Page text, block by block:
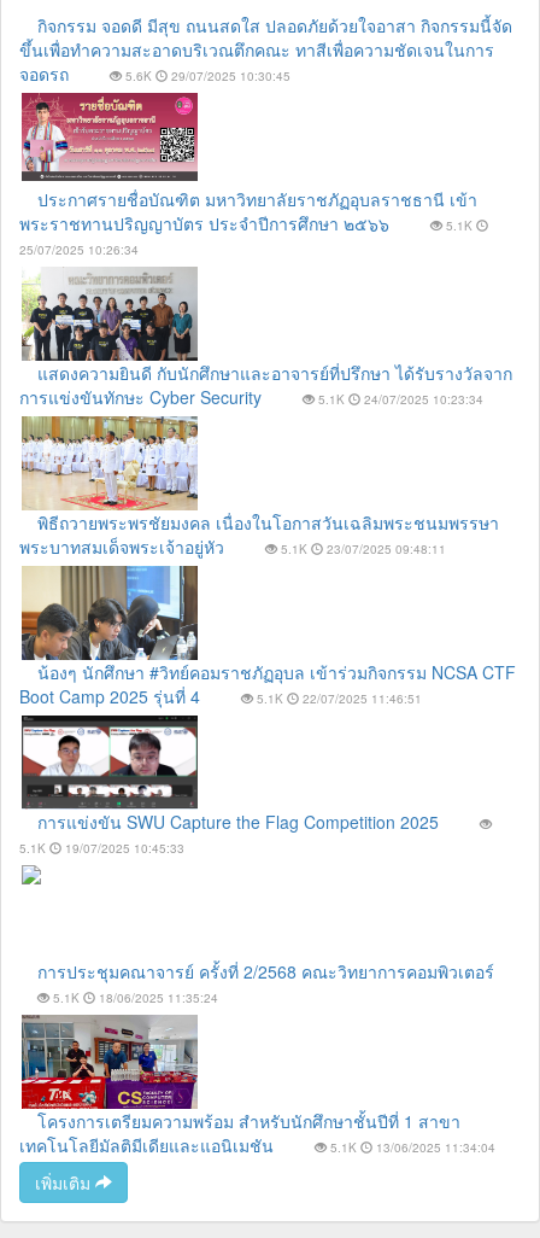
กิจกรรม จอดดี มีสุข ถนนสดใส ปลอดภัยด้วยใจอาสา กิจกรรมนี้จัด
ขึ้นเพื่อทำความสะอาดบริเวณตึกคณะ ทาสีเพื่อความชัดเจนในการ
จอดรถ
5.6K 29/07/2025 10:30:45
ประกาศรายชื่อบัณฑิต มหาวิทยาลัยราชภัฏอุบลราชธานี เข้า
พระราชทานปริญญาบัตร ประจำปีการศึกษา ๒๕๖๖
5.1K
25/07/2025 10:26:34
แสดงความยินดี กับนักศึกษาและอาจารย์ที่ปรึกษา ได้รับรางวัลจาก
การแข่งขันทักษะ Cyber Security
5.1K 24/07/2025 10:23:34
พิธีถวายพระพรชัยมงคล เนื่องในโอกาสวันเฉลิมพระชนมพรรษา
พระบาทสมเด็จพระเจ้าอยู่หัว
5.1K 23/07/2025 09:48:11
น้องๆ นักศึกษา #วิทย์คอมราชภัฏอุบล เข้าร่วมกิจกรรม NCSA CTF
Boot Camp 2025 รุ่นที่ 4
5.1K 22/07/2025 11:46:51
การแข่งขัน SWU Capture the Flag Competition 2025
5.1K 19/07/2025 10:45:33
การประชุมคณาจารย์ ครั้งที่ 2/2568 คณะวิทยาการคอมพิวเตอร์
5.1K 18/06/2025 11:35:24
โครงการเตรียมความพร้อม สำหรับนักศึกษาชั้นปีที่ 1 สาขา
เทคโนโลยีมัลติมีเดียและแอนิเมชัน
5.1K 13/06/2025 11:34:04
เพิ่มเติม